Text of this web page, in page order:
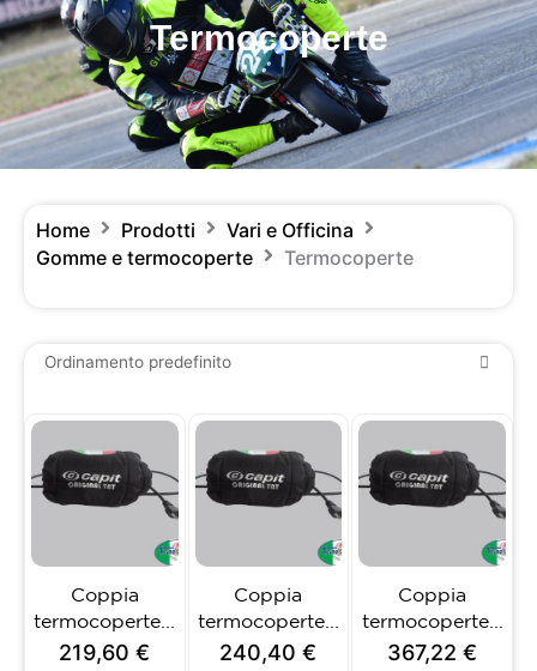
Termocoperte
Home Prodotti
Vari e Officina
Gomme e termocoperte
Termocoperte
Coppia
termocoperte...
219,60€
Coppia
termocoperte...
240,40€
Coppia
termocoperte...
367,22€